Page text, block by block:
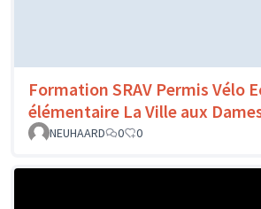
Formation SRAV Permis Vélo
élémentaire La Ville aux
NEUHAARD
0 0